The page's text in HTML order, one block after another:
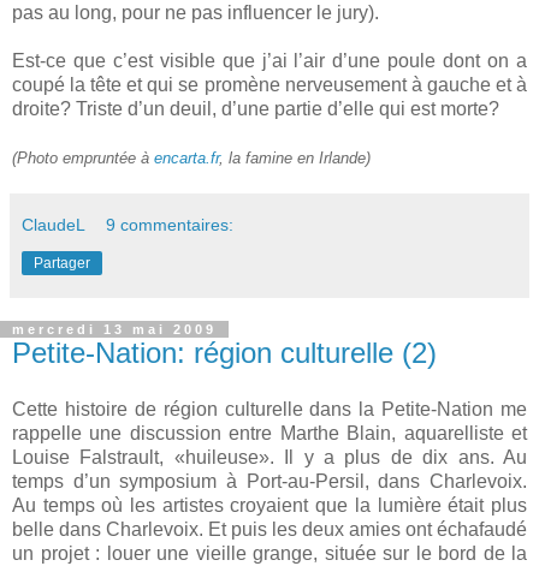
pas au long, pour ne pas influencer le jury).
Est-ce que c’est visible que j’ai l’air d’une poule dont on a
coupé la tête et qui se promène nerveusement à gauche et à
droite? Triste d’un deuil, d’une partie d’elle qui est morte?
(Photo empruntée à encarta.fr, la famine en Irlande)
ClaudeL 9 commentaires:
Partager
mercredi 13 mai 2009
Petite-Nation: région culturelle (2)
Cette histoire de région culturelle dans la Petite-Nation me
rappelle une discussion entre Marthe Blain, aquarelliste et
Louise Falstrault, «huileuse». Il y a plus de dix ans. Au
temps d’un symposium à Port-au-Persil, dans Charlevoix.
Au temps où les artistes croyaient que la lumière était plus
belle dans Charlevoix. Et puis les deux amies ont échafaudé
un projet : louer une vieille grange, située sur le bord de la